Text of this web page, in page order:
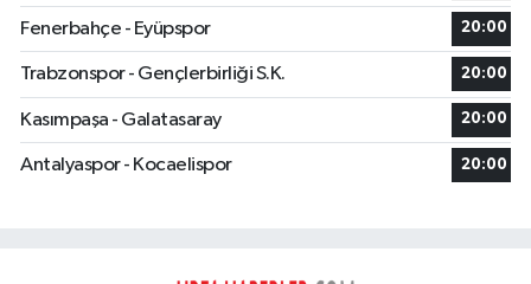
Fenerbahçe - Eyüpspor 20:00
Trabzonspor - Gençlerbirliği S.K. 20:00
Kasımpaşa - Galatasaray 20:00
Antalyaspor - Kocaelispor 20:00